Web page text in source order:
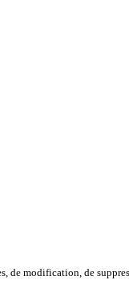
de modification, de